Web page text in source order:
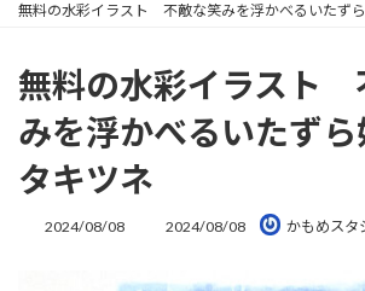
無料の水彩イラスト 不敵な笑みを浮かべるいたず
無料の水彩イラスト
みを浮かべるいたず
タキツネ
2024/08/08
最
新
2024/08/08 かもめスタ